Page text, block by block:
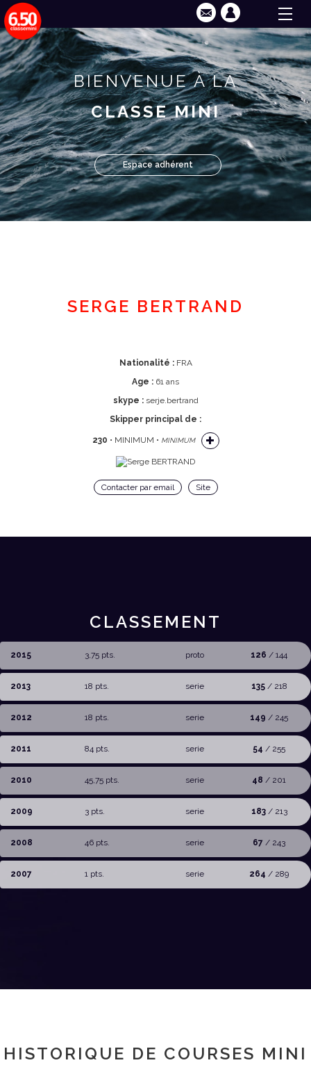
BIENVENUE À LA
CLASSE MINI
Espace adhérent
SERGE BERTRAND
Nationalité :FRA
Age : 61 ans
skype :serje.bertrand
Skipper principal de :
230 • MINIMUM • MINIMUM
Contacter par email Site
CLASSEMENT
2015 3,75 pts. proto 126 / 144
2013 18 pts. serie 135/ 218
2012 18 pts. serie 149 / 245
2011 84 pts. serie 54 / 255
2010 45,75 pts. serie 48 / 201
2009 3 pts. serie 183/ 213
2008 46 pts. serie 67 / 243
2007 1 pts. serie 264 / 289
HISTORIQUE DE COURSES MINI